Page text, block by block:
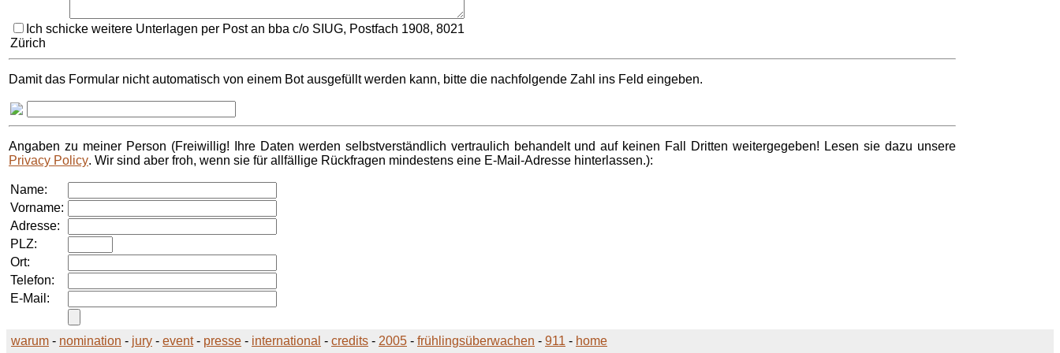
Ich schicke weitere Unterlagen per Post an bba c/o SIUG, Postfach 1908, 8021
Zürich
Damit das Formular nicht automatisch von einem Bot ausgefüllt werden kann, bitte die nachfolgende Zahl ins Feld eingeben.
Angaben zu meiner Person (Freiwillig! Ihre Daten werden selbstverständlich vertraulich behandelt und auf keinen Fall Dritten weitergegeben! Lesen sie dazu unsere
Privacy Policy. Wir sind aber froh, wenn sie für allfällige Rückfragen mindestens eine E-Mail-Adresse hinterlassen.):
Name:
Vorname:
Adresse:
PLZ:
Ort:
Telefon:
E-Mail:
warum - nomination - jury - event- presse - international - credits - 2005 - frühlingsüberwachen - 911 - home